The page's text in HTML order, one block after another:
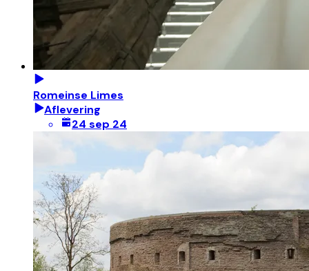
Romeinse Limes
Aflevering
24 sep 24